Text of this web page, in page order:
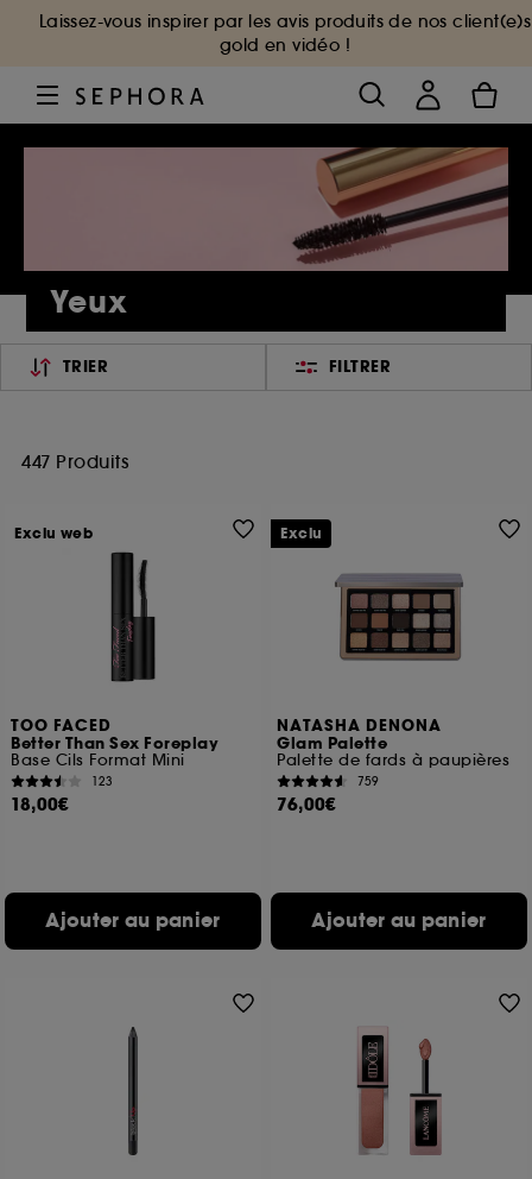
Laissez-vous inspirer par les avis produits de nos client(e)s
gold en vidéo !
Yeux
TRIER FILTRER
447 Produits
TOO FACED
Better Than Sex Foreplay
Base Cils Format Mini
123
18,00€
Ajouter au panier
Exclu web
NATASHA DENONA
Glam Palette
Palette de fards à paupières
759
76,00€
Ajouter au panier
Exclu